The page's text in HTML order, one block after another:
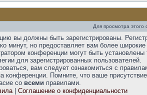
Для просмотра
вы должны быть зарегистрированы.
минут, но предоставляет вам более широкие
конференции могут быть установлены
для зарегистрированных пользователей.
вам следует ознакомиться с
конференции. Помните, что ваше
со всеми правилами.
| Соглашение о конфиденциальности